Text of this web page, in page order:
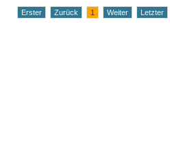
Erster Zurück 1 Weiter Letzter